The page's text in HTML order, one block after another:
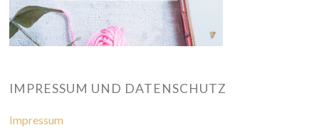
IMPRESSUM UND DATENSCHUTZ
Impressum